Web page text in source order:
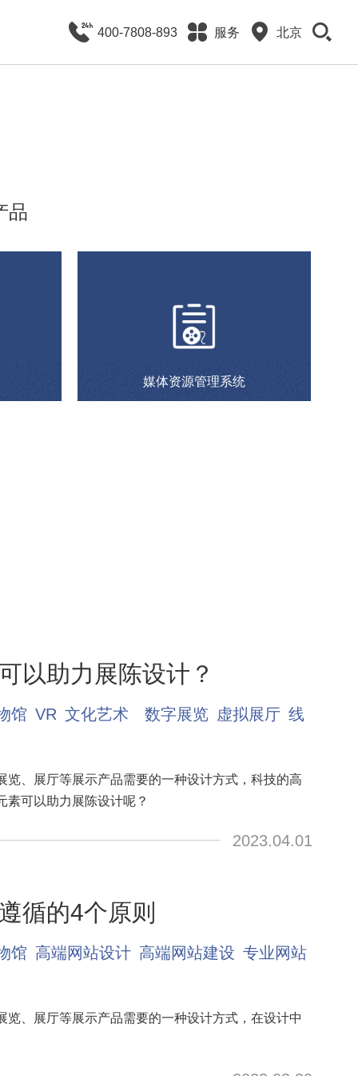
400-7808-893 服务 北京
品
媒体资源管理系统
以助力展陈设计？
馆 VR 文化艺术 数字展览 虚拟展厅 线
览、展厅等展示产品需要的一种设计方式，科技的高
素可以助力展陈设计呢？
2023.04.01
循的4个原则
馆 高端网站设计 高端网站建设 专业网站
览、展厅等展示产品需要的一种设计方式，在设计中